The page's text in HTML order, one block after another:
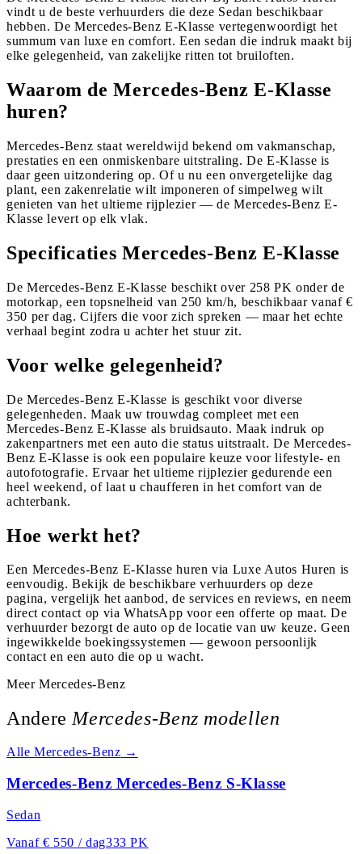
vindt u de beste verhuurders die deze Sedan beschikbaar
hebben. De Mercedes-Benz E-Klasse vertegenwoordigt het
summum van luxe en comfort. Een sedan die indruk maakt bij
elke gelegenheid, van zakelijke ritten tot bruiloften.
Waarom de Mercedes-Benz E-Klasse
huren?
Mercedes-Benz staat wereldwijd bekend om vakmanschap,
prestaties en een onmiskenbare uitstraling. De E-Klasse is
daar geen uitzondering op. Of u nu een onvergetelijke dag
plant, een zakenrelatie wilt imponeren of simpelweg wilt
genieten van het ultieme rijplezier — de Mercedes-Benz E-
Klasse levert op elk vlak.
Specificaties Mercedes-Benz E-Klasse
De Mercedes-Benz E-Klasse beschikt over 258 PK onder de
motorkap, een topsnelheid van 250 km/h, beschikbaar vanaf €
350 per dag. Cijfers die voor zich spreken — maar het echte
verhaal begint zodra u achter het stuur zit.
Voor welke gelegenheid?
De Mercedes-Benz E-Klasse is geschikt voor diverse
gelegenheden. Maak uw trouwdag compleet met een
Mercedes-Benz E-Klasse als bruidsauto. Maak indruk op
zakenpartners met een auto die status uitstraalt. De Mercedes-
Benz E-Klasse is ook een populaire keuze voor lifestyle- en
autofotografie. Ervaar het ultieme rijplezier gedurende een
heel weekend, of laat u chaufferen in het comfort van de
achterbank.
Hoe werkt het?
Een Mercedes-Benz E-Klasse huren via Luxe Autos Huren is
eenvoudig. Bekijk de beschikbare verhuurders op deze
pagina, vergelijk het aanbod, de services en reviews, en neem
direct contact op via WhatsApp voor een offerte op maat. De
verhuurder bezorgt de auto op de locatie van uw keuze. Geen
ingewikkelde boekingssystemen — gewoon persoonlijk
contact en een auto die op u wacht.
MeerMercedes-Benz
AndereMercedes-Benz modellen
AlleMercedes-Benz →
Mercedes-Benz Mercedes-Benz S-Klasse
Sedan
Vanaf € 550 / dag333 PK